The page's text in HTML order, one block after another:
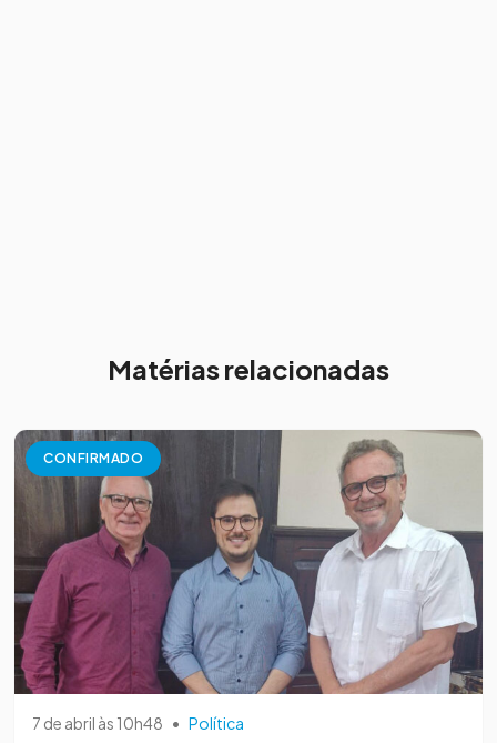
Matérias relacionadas
CONFIRMADO
7 de abril às 10h48 • Política